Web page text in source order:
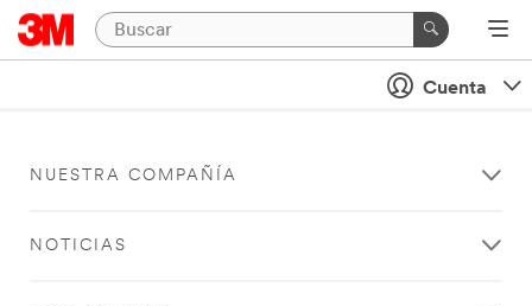
Cuenta
NUESTRA COMPAÑÍA
NOTICIAS